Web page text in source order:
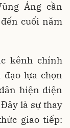
Áng cần
cuối năm
kênh chính
lựa chọn
hiện diện
là sự thay
giao tiếp: